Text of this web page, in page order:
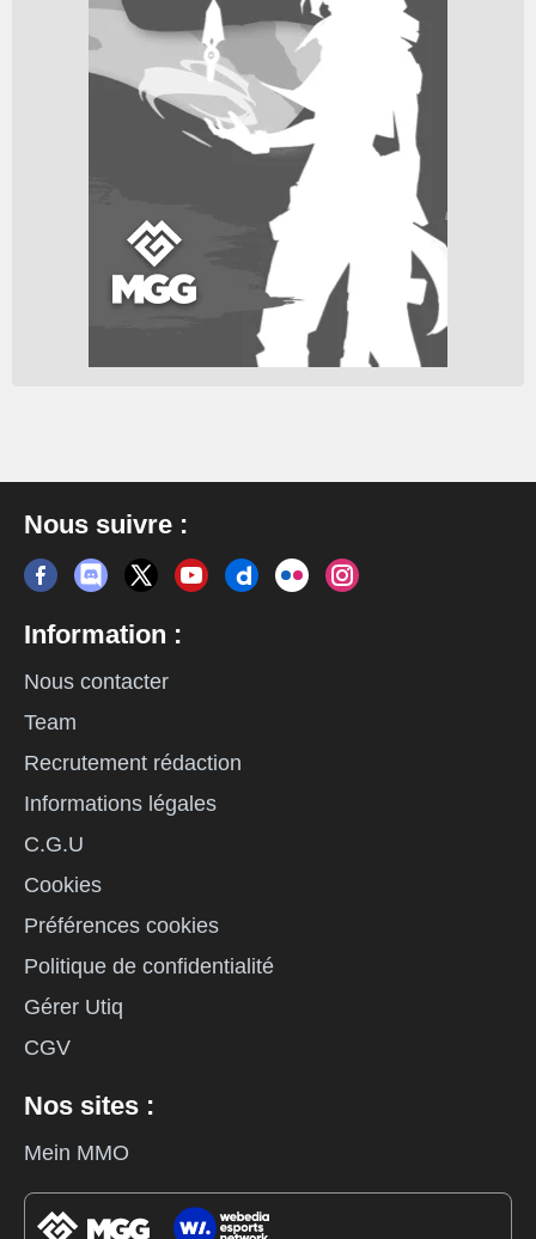
Nous suivre :
Information :
Nous contacter
Team
Recrutement rédaction
Informations légales
C.G.U
Cookies
Préférences cookies
Politique de confidentialité
Gérer Utiq
CGV
Nos sites :
Mein MMO